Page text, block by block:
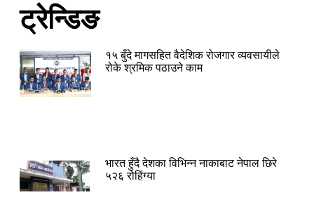
ट्रेन्डिङ
१५ बुँदे मागसहित वैदेशिक रोजगार व्यवसायीले
रोके श्रमिक पठाउने काम
भारत हुँदै देशका विभिन्न नाकाबाट नेपाल छिरे
५२६ रोहिंग्या